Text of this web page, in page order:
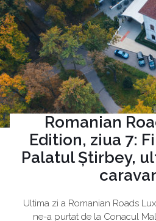
Romanian
Edition, ziua 7:
Palatul Știrbey,
Ultima zi a Romanian Roads
ne-a purtat de la Conacul